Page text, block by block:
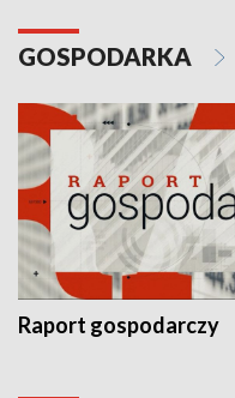
GOSPODARKA
Raport gospodarczy